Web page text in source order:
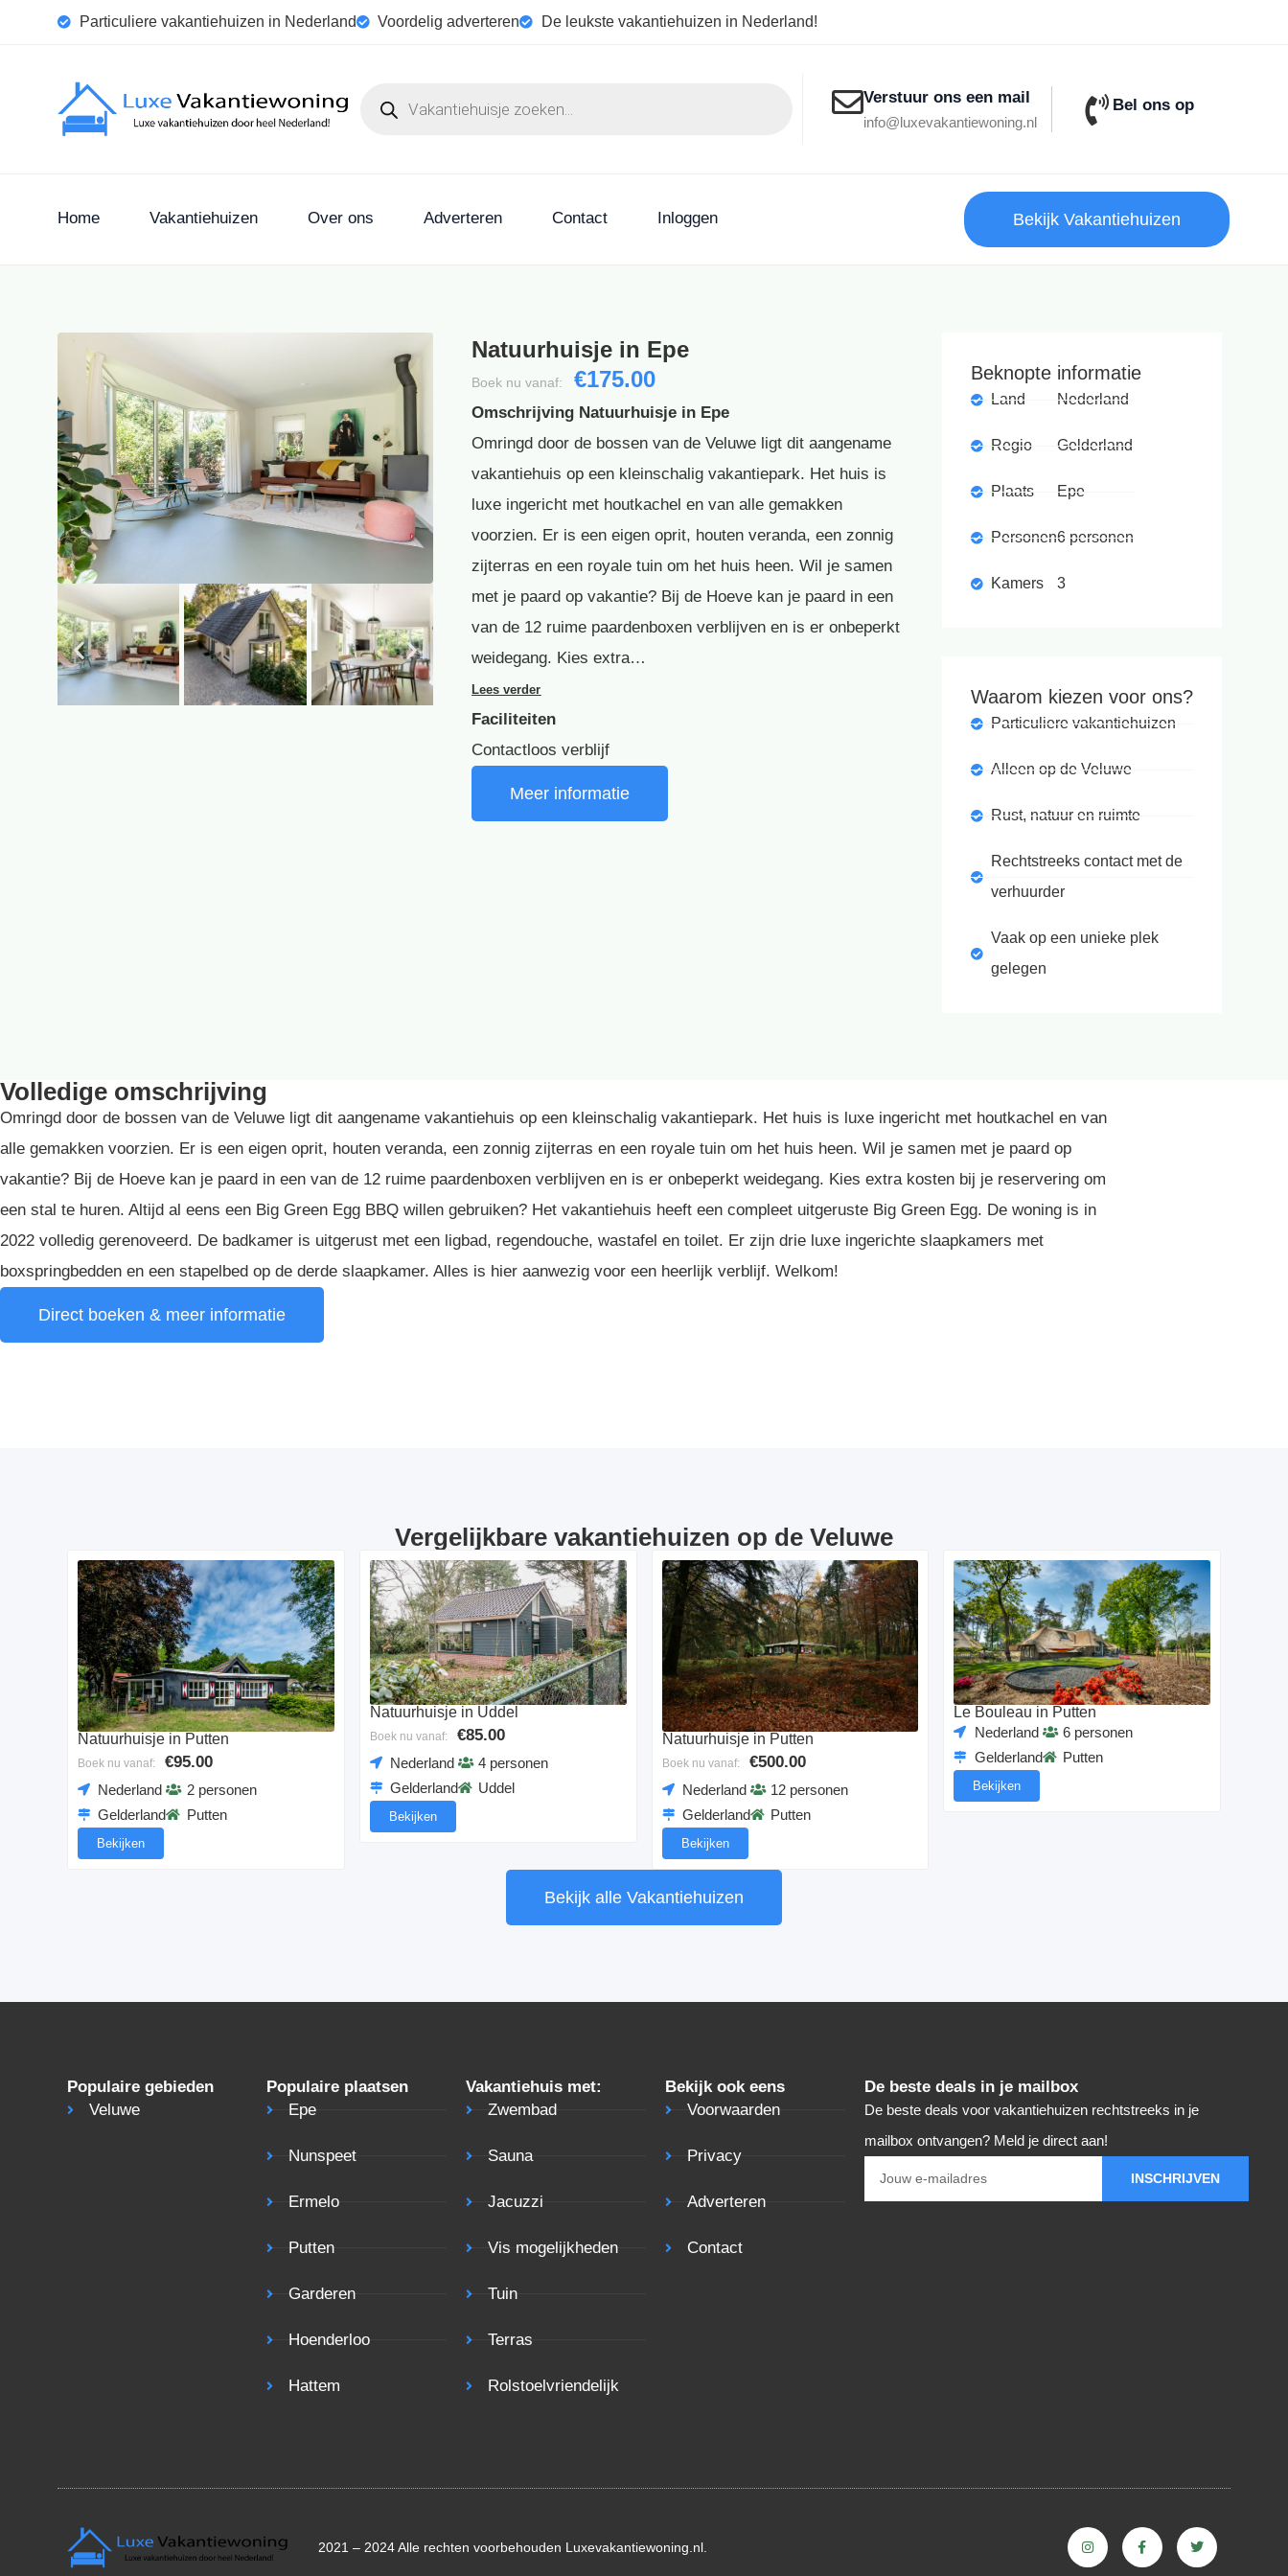
Particuliere vakantiehuizen in Nederland Voordelig adverteren De leukste vakantiehuizen in Nederland!
Verstuur ons een mail
info@luxevakantiewoning.nl
Bel ons op
Home Vakantiehuizen Over ons Adverteren Contact Inloggen Bekijk Vakantiehuizen
Natuurhuisje in Epe
Boek nu vanaf: €175.00
Omschrijving Natuurhuisje in Epe
Omringd door de bossen van de Veluwe ligt dit aangename
vakantiehuis op een kleinschalig vakantiepark. Het huis is
luxe ingericht met houtkachel en van alle gemakken
voorzien. Er is een eigen oprit, houten veranda, een zonnig
zijterras en een royale tuin om het huis heen. Wil je samen
met je paard op vakantie? Bij de Hoeve kan je paard in een
van de 12 ruime paardenboxen verblijven en is er onbeperkt
weidegang. Kies extra…
Lees verder
Faciliteiten
Contactloos verblijf
Meer informatie
Beknopte informatie
Land
Regio
Plaats
Personen
Kamers
Nederland
Gelderland
Epe
6 personen
3
Waarom kiezen voor ons?
Particuliere vakantiehuizen
Alleen op de Veluwe
Rust, natuur en ruimte
Rechtstreeks contact met de
verhuurder
Vaak op een unieke plek
gelegen
Volledige omschrijving
Omringd door de bossen van de Veluwe ligt dit aangename vakantiehuis op een kleinschalig vakantiepark. Het huis is luxe ingericht met houtkachel en van
alle gemakken voorzien. Er is een eigen oprit, houten veranda, een zonnig zijterras en een royale tuin om het huis heen. Wil je samen met je paard op
vakantie? Bij de Hoeve kan je paard in een van de 12 ruime paardenboxen verblijven en is er onbeperkt weidegang. Kies extra kosten bij je reservering om
een stal te huren. Altijd al eens een Big Green Egg BBQ willen gebruiken? Het vakantiehuis heeft een compleet uitgeruste Big Green Egg. De woning is in
2022 volledig gerenoveerd. De badkamer is uitgerust met een ligbad, regendouche, wastafel en toilet. Er zijn drie luxe ingerichte slaapkamers met
boxspringbedden en een stapelbed op de derde slaapkamer. Alles is hier aanwezig voor een heerlijk verblijf. Welkom!
Direct boeken & meer informatie
Vergelijkbare vakantiehuizen op de Veluwe
Natuurhuisje in Putten
Boek nu vanaf: €95.00
Nederland
Gelderland
2 personen
Putten
Bekijken
Natuurhuisje in Uddel
Boek nu vanaf: €85.00
Nederland
Gelderland
4 personen
Uddel
Bekijken
Natuurhuisje in Putten
Boek nu vanaf: €500.00
Nederland
Gelderland
12 personen
Putten
Bekijken
Le Bouleau in Putten
Nederland
Gelderland
6 personen
Putten
Bekijken
Bekijk alle Vakantiehuizen
Populaire gebieden
Veluwe
Populaire plaatsen
Epe
Nunspeet
Ermelo
Putten
Garderen
Hoenderloo
Hattem
Vakantiehuis met:
Zwembad
Sauna
Jacuzzi
Vis mogelijkheden
Tuin
Terras
Rolstoelvriendelijk
Bekijk ook eens
Voorwaarden
Privacy
Adverteren
Contact
De beste deals in je mailbox
De beste deals voor vakantiehuizen rechtstreeks in je
mailbox ontvangen? Meld je direct aan!
INSCHRIJVEN
2021 – 2024 Alle rechten voorbehouden Luxevakantiewoning.nl.